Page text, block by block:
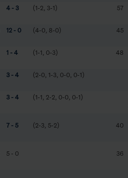
4 - 3 (1-2, 3-1) 57
12 - 0 (4-0, 8-0) 45
1 - 4 (1-1, 0-3) 48
3 - 4 (2-0, 1-3, 0-0, 0-1)
3 - 4 (1-1, 2-2, 0-0, 0-1)
7 - 5 (2-3, 5-2) 40
5 - 0 36